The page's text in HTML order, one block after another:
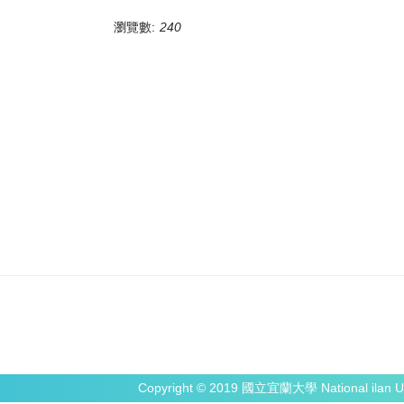
瀏覽數: 240
Copyright © 2019 國立宜蘭大學 National ilan